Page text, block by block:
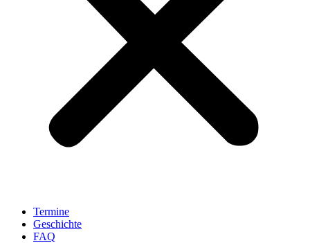
Termine
Geschichte
FAQ